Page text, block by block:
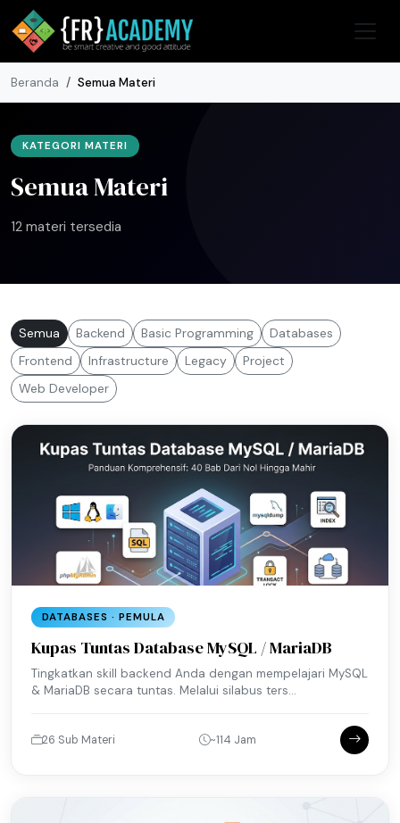
Beranda Semua Materi
KATEGORI MATERI
Semua Materi
12 materi tersedia
Semua Backend Basic Programming
Databases
Frontend
Infrastructure Legacy
Project
Web Developer
DATABASES · PEMULA
Kupas Tuntas Database MySQL / MariaDB
Tingkatkan skill backend Anda dengan mempelajari MySQL
& MariaDB secara tuntas. Melalui silabus ters...
26 Sub Materi ~114 Jam